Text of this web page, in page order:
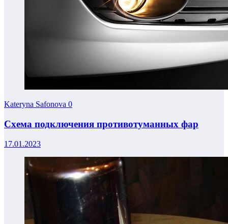
Kateryna Safonova 0
Схема подключения противотуманных фар
17.01.2023